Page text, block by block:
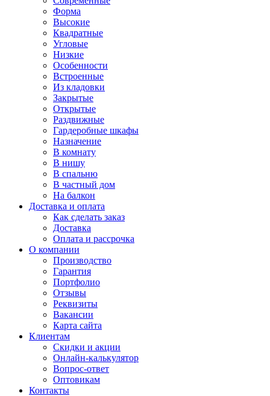
Форма
Высокие
Квадратные
Угловые
Низкие
Особенности
Встроенные
Из кладовки
Закрытые
Открытые
Раздвижные
Гардеробные шкафы
Назначение
В комнату
В нишу
В спальню
В частный дом
На балкон
Доставка и оплата
Как сделать заказ
Доставка
Оплата и рассрочка
О компании
Производство
Гарантия
Портфолио
Отзывы
Реквизиты
Вакансии
Карта сайта
Клиентам
Скидки и акции
Онлайн-калькулятор
Вопрос-ответ
Оптовикам
Контакты